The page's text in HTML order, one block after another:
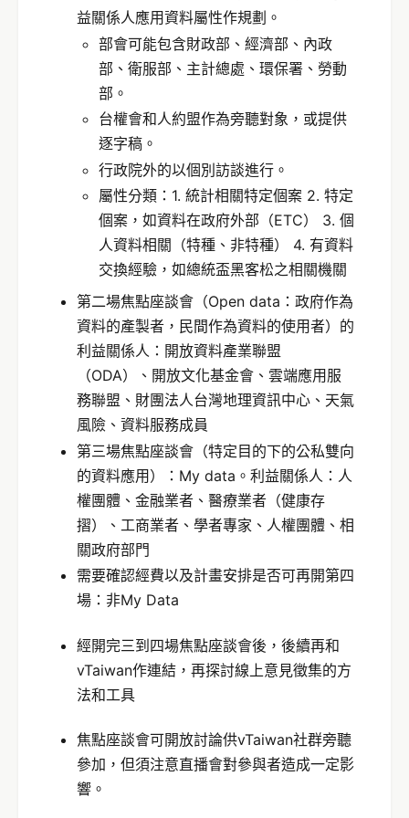
益關係人應用資料屬性作規劃。
部會可能包含財政部、經濟部、內政
部、衛服部、主計總處、環保署、勞動
部。
台權會和人約盟作為旁聽對象，或提供
逐字稿。
行政院外的以個別訪談進行。
屬性分類：1. 統計相關特定個案 2. 特定
個案，如資料在政府外部（ETC） 3. 個
人資料相關（特種、非特種） 4. 有資料
交換經驗，如總統盃黑客松之相關機關
第二場焦點座談會（Open data：政府作為
資料的產製者，民間作為資料的使用者）的
利益關係人：開放資料產業聯盟
（ODA）、開放文化基金會、雲端應用服
務聯盟、財團法人台灣地理資訊中心、天氣
風險、資料服務成員
第三場焦點座談會（特定目的下的公私雙向
的資料應用）：My data。利益關係人：人
權團體、金融業者、醫療業者（健康存
摺）、工商業者、學者專家、人權團體、相
關政府部門
需要確認經費以及計畫安排是否可再開第四
場：非My Data
經開完三到四場焦點座談會後，後續再和
vTaiwan作連結，再探討線上意見徵集的方
法和工具
焦點座談會可開放討論供vTaiwan社群旁聽
參加，但須注意直播會對參與者造成一定影
響。